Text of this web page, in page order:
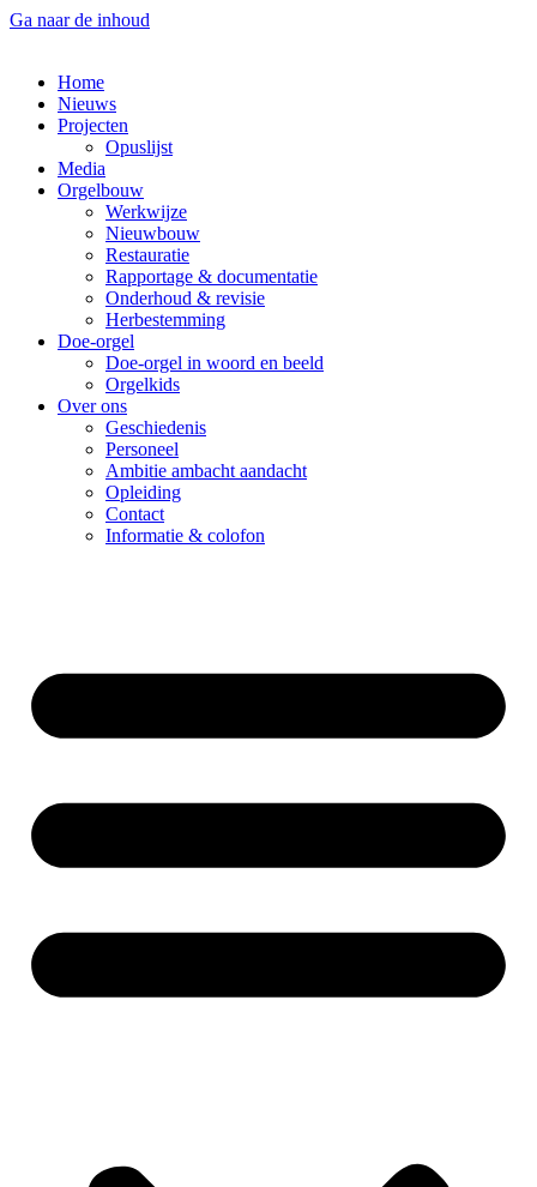
Ga naar de inhoud
Home
Nieuws
Projecten
Opuslijst
Media
Orgelbouw
Werkwijze
Nieuwbouw
Restauratie
Rapportage & documentatie
Onderhoud & revisie
Herbestemming
Doe-orgel
Doe-orgel in woord en beeld
Orgelkids
Over ons
Geschiedenis
Personeel
Ambitie ambacht aandacht
Opleiding
Contact
Informatie & colofon